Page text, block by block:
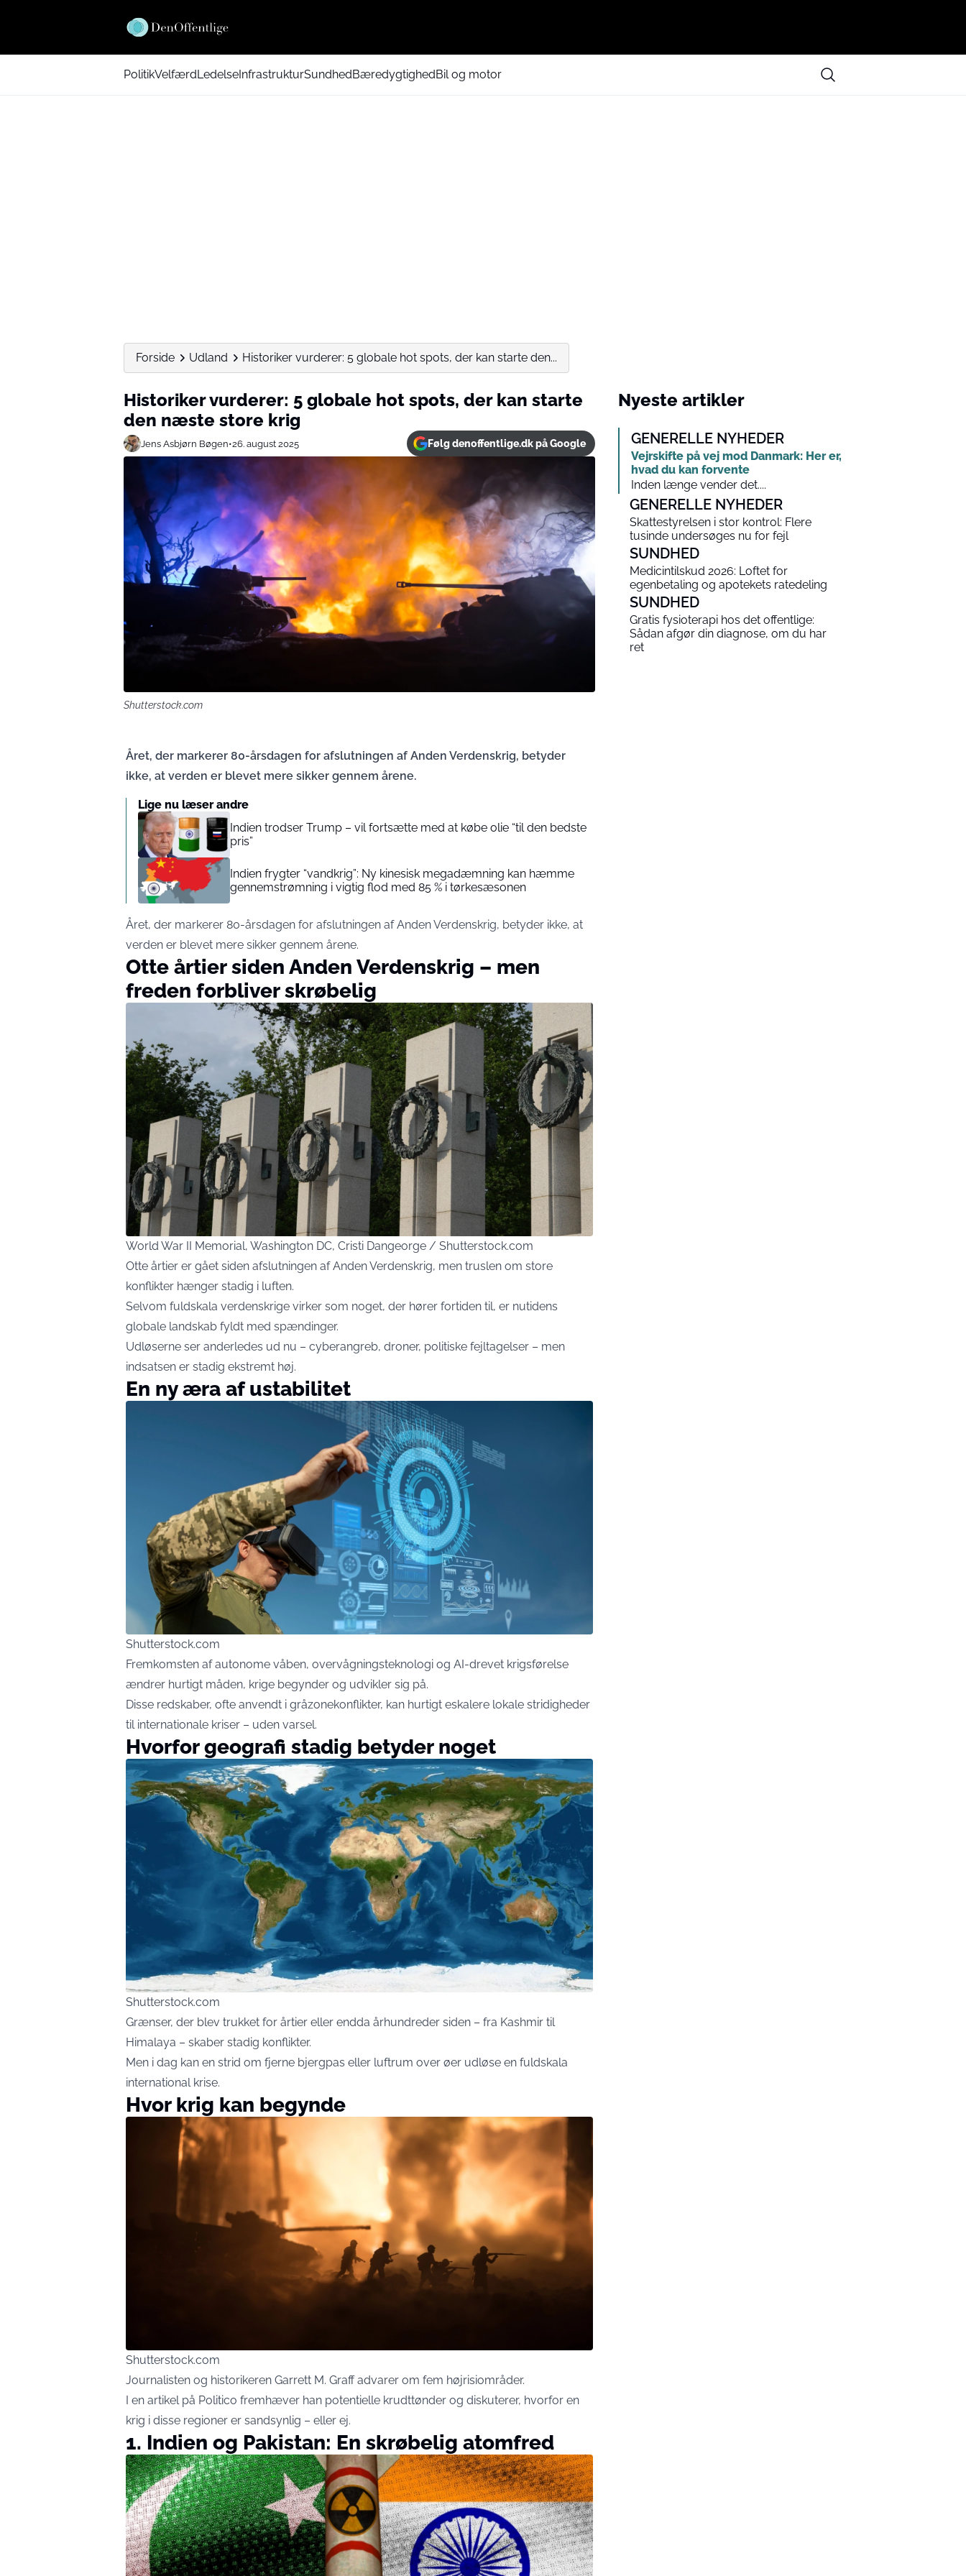
PolitikVelfærdLedelseInfrastrukturSundhedBæredygtighedBil og motor
Forside Udland Historiker vurderer: 5 globale hot spots, der kan starte den...
Historiker vurderer: 5 globale hot spots, der kan starte
den næste store krig
Jens Asbjørn Bøgen•26. august 2025 Følg denoffentlige.dk på Google
Shutterstock.com
Året, der markerer 80-årsdagen for afslutningen af Anden Verdenskrig, betyder
ikke, at verden er blevet mere sikker gennem årene.
Lige nu læser andre
Indien trodser Trump – vil fortsætte med at købe olie “til den bedste
pris”
Indien frygter “vandkrig”: Ny kinesisk megadæmning kan hæmme
gennemstrømning i vigtig flod med 85 % i tørkesæsonen
Året, der markerer 80-årsdagen for afslutningen af Anden Verdenskrig, betyder ikke, at
verden er blevet mere sikker gennem årene.
Otte årtier siden Anden Verdenskrig – men
freden forbliver skrøbelig
World War II Memorial, Washington DC, Cristi Dangeorge / Shutterstock.com
Otte årtier er gået siden afslutningen af Anden Verdenskrig, men truslen om store
konflikter hænger stadig i luften.
Selvom fuldskala verdenskrige virker som noget, der hører fortiden til, er nutidens
globale landskab fyldt med spændinger.
Udløserne ser anderledes ud nu – cyberangreb, droner, politiske fejltagelser – men
indsatsen er stadig ekstremt høj.
En ny æra af ustabilitet
Shutterstock.com
Fremkomsten af autonome våben, overvågningsteknologi og AI-drevet krigsførelse
ændrer hurtigt måden, krige begynder og udvikler sig på.
Disse redskaber, ofte anvendt i gråzonekonflikter, kan hurtigt eskalere lokale stridigheder
til internationale kriser – uden varsel.
Hvorfor geografi stadig betyder noget
Shutterstock.com
Grænser, der blev trukket for årtier eller endda århundreder siden – fra Kashmir til
Himalaya – skaber stadig konflikter.
Men i dag kan en strid om fjerne bjergpas eller luftrum over øer udløse en fuldskala
international krise.
Hvor krig kan begynde
Shutterstock.com
Journalisten og historikeren Garrett M. Graff advarer om fem højrisiområder.
I en artikel på Politico fremhæver han potentielle krudttønder og diskuterer, hvorfor en
krig i disse regioner er sandsynlig – eller ej.
1. Indien og Pakistan: En skrøbelig atomfred
Nyeste artikler
GENERELLE NYHEDER
Vejrskifte på vej mod Danmark: Her er,
hvad du kan forvente
Inden længe vender det....
GENERELLE NYHEDER
Skattestyrelsen i stor kontrol: Flere
tusinde undersøges nu for fejl
SUNDHED
Medicintilskud 2026: Loftet for
egenbetaling og apotekets ratedeling
SUNDHED
Gratis fysioterapi hos det offentlige:
Sådan afgør din diagnose, om du har
ret